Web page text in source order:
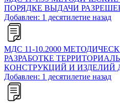
ПОРЯДКЕ ВЫДАЧИ
Добавлен: 1 десятилетие назад
МДС 11-10.2000
РАЗРАБОТКЕ
КОНСТРУКЦИЙ И ИЗДЕЛИЙ
Добавлен: 1 десятилетие назад